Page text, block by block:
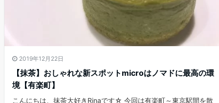
2019年12月22日
【抹茶】おしゃれな新スポットmicroはノマドに最高の環
境【有楽町】
こんにちは、抹茶大好きRinaです☆ 今回は有楽町～東京駅間を散